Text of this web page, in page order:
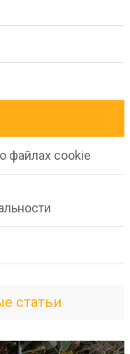
файлах cookie
статьи